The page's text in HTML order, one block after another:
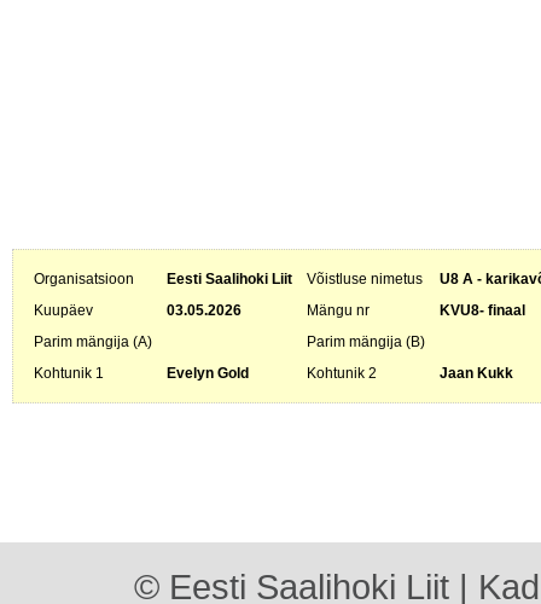
Organisatsioon Eesti Saalihoki Liit Võistluse nimetus
U8 A -
Kuupäev
03.05.2026 Mängu nr
KVU8- finaal
Parim mängija (A)
Parim mängija (B)
Kohtunik 1
Evelyn Gold Kohtunik 2 Jaan Kukk
© Eesti Saalihoki Liit |